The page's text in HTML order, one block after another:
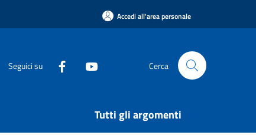
Accedi all'area personale
Seguici su Cerca
Tutti gli argomenti